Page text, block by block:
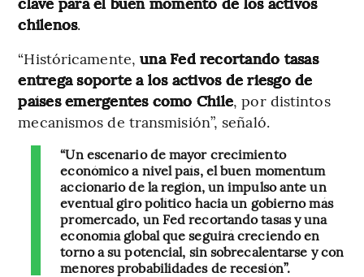
chilenos.
“Históricamente,una Fed recortando tasas
entrega soporte a los activos de riesgo de
países emergentes como Chile, por distintos
mecanismos de transmisión”, señaló.
“Un escenario de mayor crecimiento
económico a nivel país, el buen momentum
accionario de la región, un impulso ante un
eventual giro político hacia un gobierno más
promercado, un Fed recortando tasas y una
economía global que seguirá creciendo en
torno a su potencial, sin sobrecalentarse y con
menores probabilidades de recesión”.